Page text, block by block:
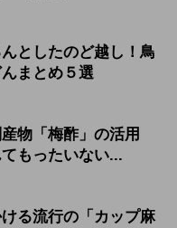
としたのど越し！鳥
まとめ５選
物「梅酢」の活用
もったいない...
る流行の「カップ麻